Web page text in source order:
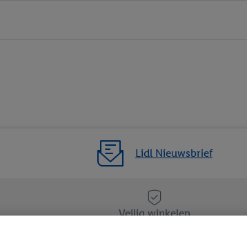
Lidl Nieuwsbrief
Veilig winkelen